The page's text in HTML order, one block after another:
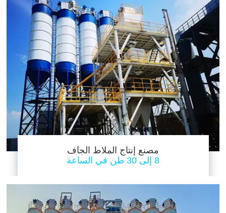
مصنع إنتاج الملاط الجاف
8 إلى 30 طن في الساعة